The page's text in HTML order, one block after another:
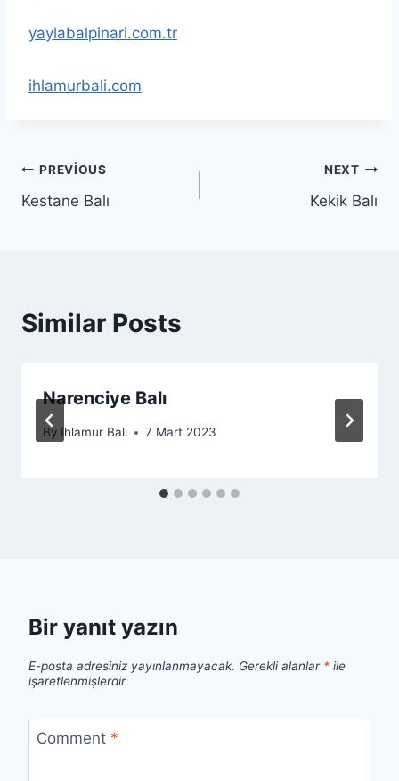
yaylabalpinari.com.tr
ihlamurbali.com
Yazı
gezinmesi
PREVIOUS
Kestane Balı
NEXT
Kekik Balı
Similar Posts
Narenciye Balı
By Ihlamur Balı 7 Mart 2023
Bir yanıt yazın
E-posta adresiniz yayınlanmayacak. Gerekli alanlar * ile
işaretlenmişlerdir
Comment *